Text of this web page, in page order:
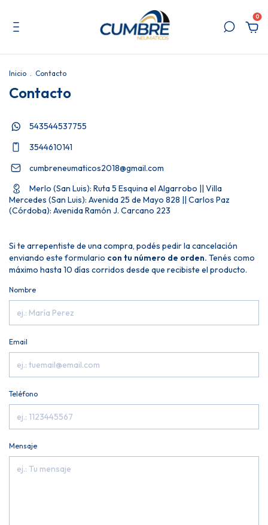
0
Inicio . Contacto
Contacto
543544537755
3544610141
cumbreneumaticos2018@gmail.com
Merlo (San Luis): Ruta 5 Esquina el Algarrobo || Villa
Mercedes (San Luis): Avenida 25 de Mayo 828 || Carlos Paz
(Córdoba): Avenida Ramón J. Carcano 223
Si te arrepentiste de una compra, podés pedir la cancelación
enviando este formulario con tu número de orden. Tenés como
máximo hasta 10 días corridos desde que recibiste el producto.
Nombre
Email
Teléfono
Mensaje